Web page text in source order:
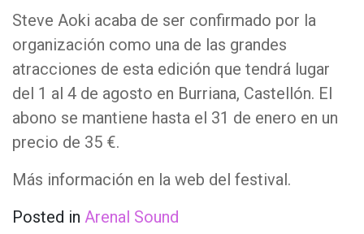
Steve Aoki acaba de ser confirmado por la
organización como una de las grandes
atracciones de esta edición que tendrá lugar
del 1 al 4 de agosto en Burriana, Castellón. El
abono se mantiene hasta el 31 de enero en un
precio de 35 €.
Más información en la web del festival.
Posted in Arenal Sound